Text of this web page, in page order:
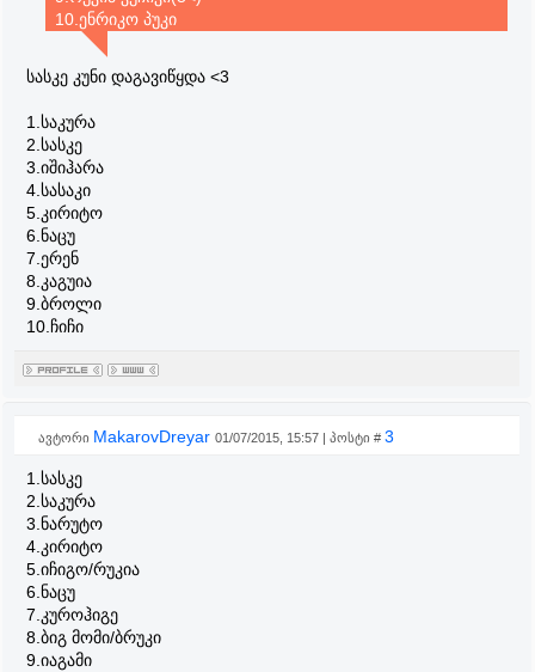
10.ენრიკო პუკი
სასკე კუნი დაგავიწყდა <3
1.საკურა
2.სასკე
3.იშიჰარა
4.სასაკი
5.კირიტო
6.ნაცუ
7.ერენ
8.კაგუია
9.ბროლი
10.ჩიჩი
ავტორი MakarovDreyar 01/07/2015, 15:57 | პოსტი # 3
1.სასკე
2.საკურა
3.ნარუტო
4.კირიტო
5.იჩიგო/რუკია
6.ნაცუ
7.კუროჰიგე
8.ბიგ მომი/ბრუკი
9.იაგამი